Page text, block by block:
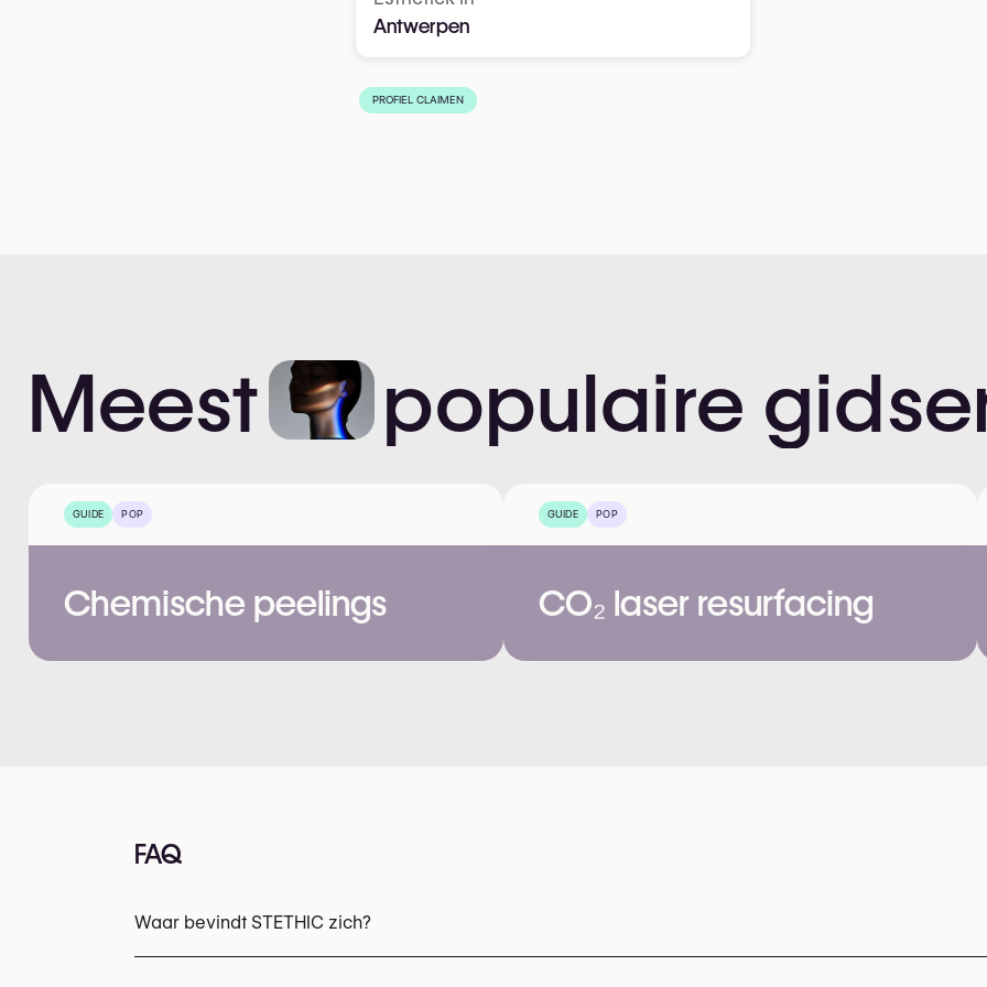
Antwerpen
PROFIEL CLAIMEN
Meest populaire
GUIDE POP
Chemische peelings
GUIDE POP
CO₂ laser resurfacing
FAQ
Waar bevindt STETHIC zich?